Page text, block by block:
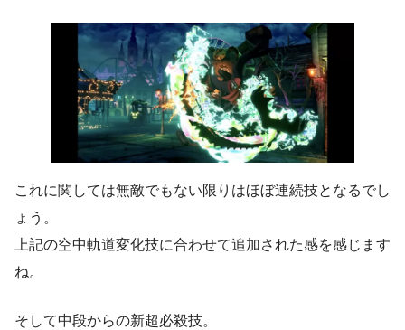
これに関しては無敵でもない限りはほぼ連続技となるでし
ょう。
上記の空中軌道変化技に合わせて追加された感を感じます
ね。
そして中段からの新超必殺技。